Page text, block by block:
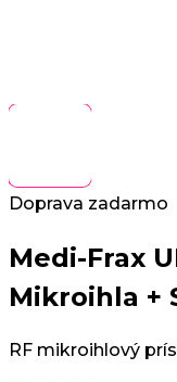
Doprava zadarmo
Medi-Frax
Mikroihla +
RF mikroihlový